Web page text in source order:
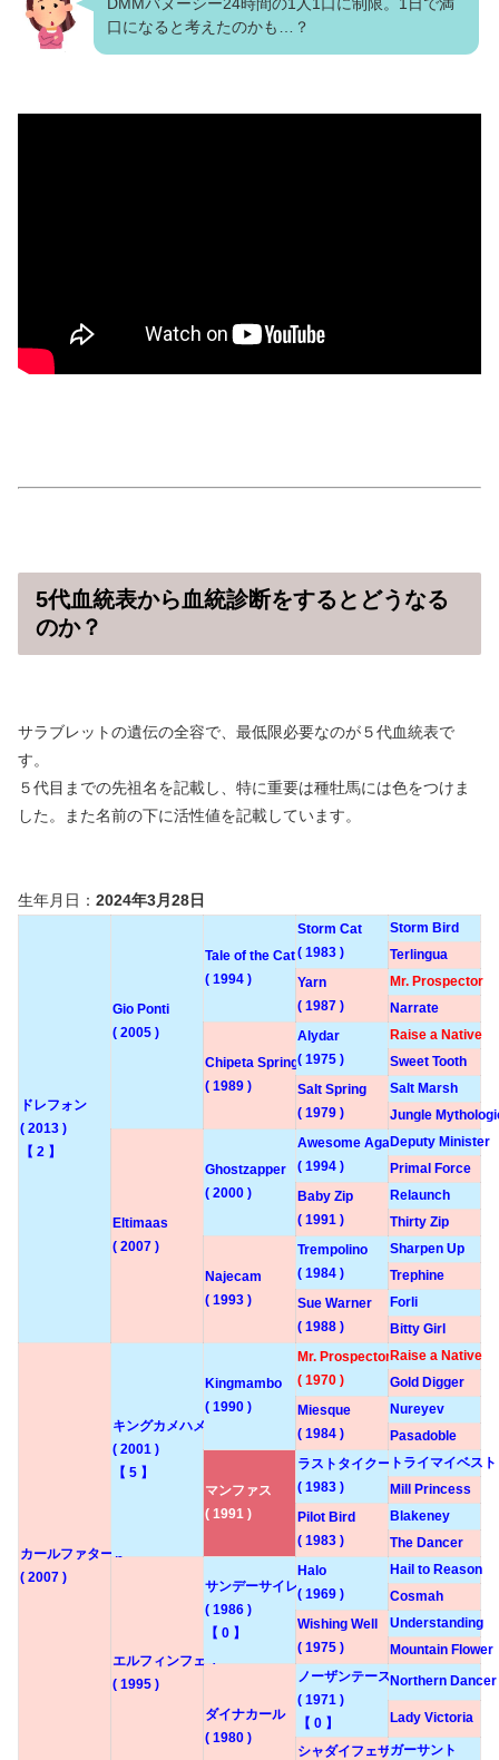
口になると考えたのかも…？
5代血統表から血統診断をするとどうなる
のか？
サラブレットの遺伝の全容で、最低限必要なのが５代血統表で
す。
５代目までの先祖名を記載し、特に重要は種牡馬には色をつけま
した。また名前の下に活性値を記載しています。
生年月日： 2024年3月28日
ドレフォン
( 2013 )
【 2 】
Gio Ponti
( 2005 )
Tale of the Cat
( 1994 )
Storm Cat
( 1983 )
Storm Bird
Terlingua
Yarn
( 1987 )
Mr. Prospector
Narrate
Chipeta Springs
( 1989 )
Alydar
( 1975 )
Raise a Native
Sweet Tooth
Salt Spring
( 1979 )
Salt Marsh
Jungle
Eltimaas
( 2007 )
Ghostzapper
( 2000 )
Awesome Again
( 1994 )
Deputy Minister
Primal Force
Baby Zip
( 1991 )
Relaunch
Thirty Zip
Najecam
( 1993 )
Trempolino
( 1984 )
Sharpen Up
Trephine
Sue Warner
( 1988 )
Forli
Bitty Girl
カールファターレ
( 2007 )
キングカメハメハ
( 2001 )
【 5 】
Kingmambo
( 1990 )
Mr. Prospector
( 1970 )
Raise a Native
Gold Digger
Miesque
( 1984 )
Nureyev
Pasadoble
マンファス
( 1991 )
ラストタイクーン
( 1983 )
トライマイベスト
Mill Princess
Pilot Bird
( 1983 )
Blakeney
The Dancer
エルフィンフェザー
( 1995 )
サンデーサイレンス
( 1986 )
【 0 】
Halo
( 1969 )
Hail to Reason
Cosmah
Wishing Well
( 1975 )
Understanding
Mountain Flower
ダイナカール
( 1980 )
ノーザンテースト
( 1971 )
【 0 】
Northern Dancer
Lady Victoria
シャダイフェザーガーサント